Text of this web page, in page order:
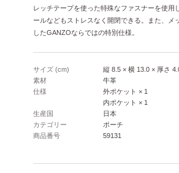
レッチテープを使った特殊なファスナーを使用
ールなどもストレスなく開閉できる。また、メ
したGANZOならではの特別仕様。
サイズ (cm)
縦 8.5 × 横 13.0 × 厚さ
素材
牛革
仕様
外ポケット × 1
内ポケット × 1
生産国
日本
カテゴリー
ポーチ
商品番号
59131